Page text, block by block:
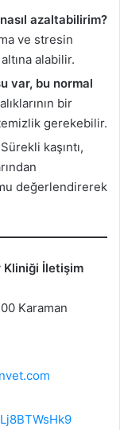
azaltabilirim?
ve stresin
alabilir.
var, bu normal
bir
gerekebilir.
Sürekli kaşıntı,
değerlendirerek
Kliniği İletişim
Karaman